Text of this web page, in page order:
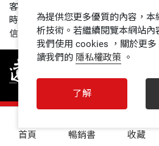
領導影響力學院
1號課堂
客服專線：+886 2 2662-0012
時間：週一~週五
信箱：service@cwgv.com.tw
為提供您更多優質的內容，
析技術。若繼續閱覽本網站內
我們使用 cookies ，關於更
讀我們的 隱私權政策 。
了解
首頁 暢銷書 收藏